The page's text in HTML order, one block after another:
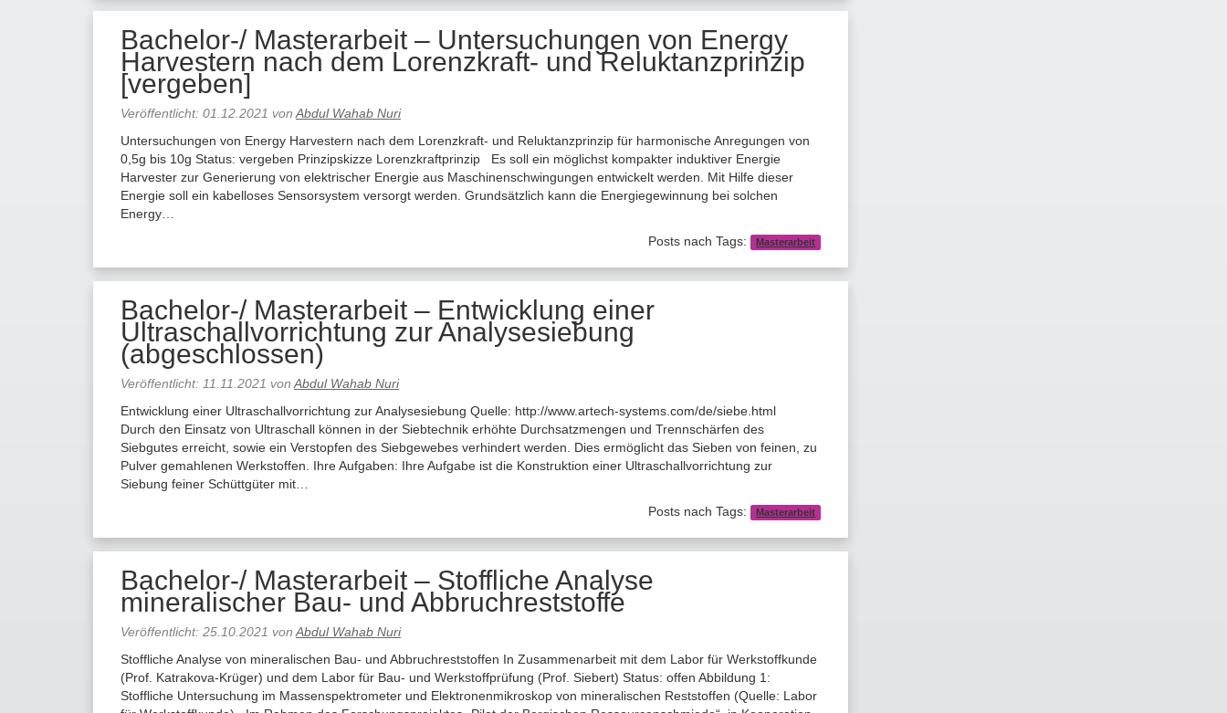
Bachelor-/ Masterarbeit – Untersuchungen von Energy
Harvestern nach dem Lorenzkraft- und Reluktanzprinzip
[vergeben]
Veröffentlicht: 01.12.2021 von Abdul Wahab Nuri
Untersuchungen von Energy Harvestern nach dem Lorenzkraft- und Reluktanzprinzip für harmonische Anregungen von
0,5g bis 10g Status: vergeben Prinzipskizze Lorenzkraftprinzip Es soll ein möglichst kompakter induktiver Energie
Harvester zur Generierung von elektrischer Energie aus Maschinenschwingungen entwickelt werden. Mit Hilfe dieser
Energie soll ein kabelloses Sensorsystem versorgt werden. Grundsätzlich kann die Energiegewinnung bei solchen
Energy…
Posts nach Tags:
Masterarbeit
Bachelor-/ Masterarbeit – Entwicklung einer
Ultraschallvorrichtung zur Analysesiebung
(abgeschlossen)
Veröffentlicht: 11.11.2021 von Abdul Wahab Nuri
Entwicklung einer Ultraschallvorrichtung zur Analysesiebung Quelle: http://www.artech-systems.com/de/siebe.html
Durch den Einsatz von Ultraschall können in der Siebtechnik erhöhte Durchsatzmengen und Trennschärfen des
Siebgutes erreicht, sowie ein Verstopfen des Siebgewebes verhindert werden. Dies ermöglicht das Sieben von feinen, zu
Pulver gemahlenen Werkstoffen. Ihre Aufgaben: Ihre Aufgabe ist die Konstruktion einer Ultraschallvorrichtung zur
Siebung feiner Schüttgüter mit…
Posts nach Tags:
Masterarbeit
Bachelor-/ Masterarbeit – Stoffliche Analyse
mineralischer Bau- und Abbruchreststoffe
Veröffentlicht: 25.10.2021 von Abdul Wahab Nuri
Stoffliche Analyse von mineralischen Bau- und Abbruchreststoffen In Zusammenarbeit mit dem Labor für Werkstoffkunde
(Prof. Katrakova-Krüger) und dem Labor für Bau- und Werkstoffprüfung (Prof. Siebert) Status: offen Abbildung 1:
Stoffliche Untersuchung im Massenspektrometer und Elektronenmikroskop von mineralischen Reststoffen (Quelle: Labor